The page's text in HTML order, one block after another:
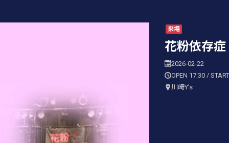
来場
花粉依存
2026-02-22
OPEN 17:30 /
川崎Y's